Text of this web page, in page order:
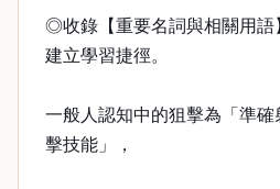
◎收錄【重要名詞與相關用語
建立學習捷徑。
一般人認知中的狙擊為「準
擊技能」，